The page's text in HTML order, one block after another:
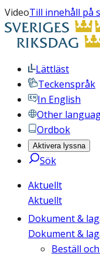
VideoTill innehåll på
Lättläst
Teckenspråk
In English
Other
Ordbok
Aktivera lyssna
Sök
Aktuellt
Aktuellt
Dokument &
Dokument &
Beställ